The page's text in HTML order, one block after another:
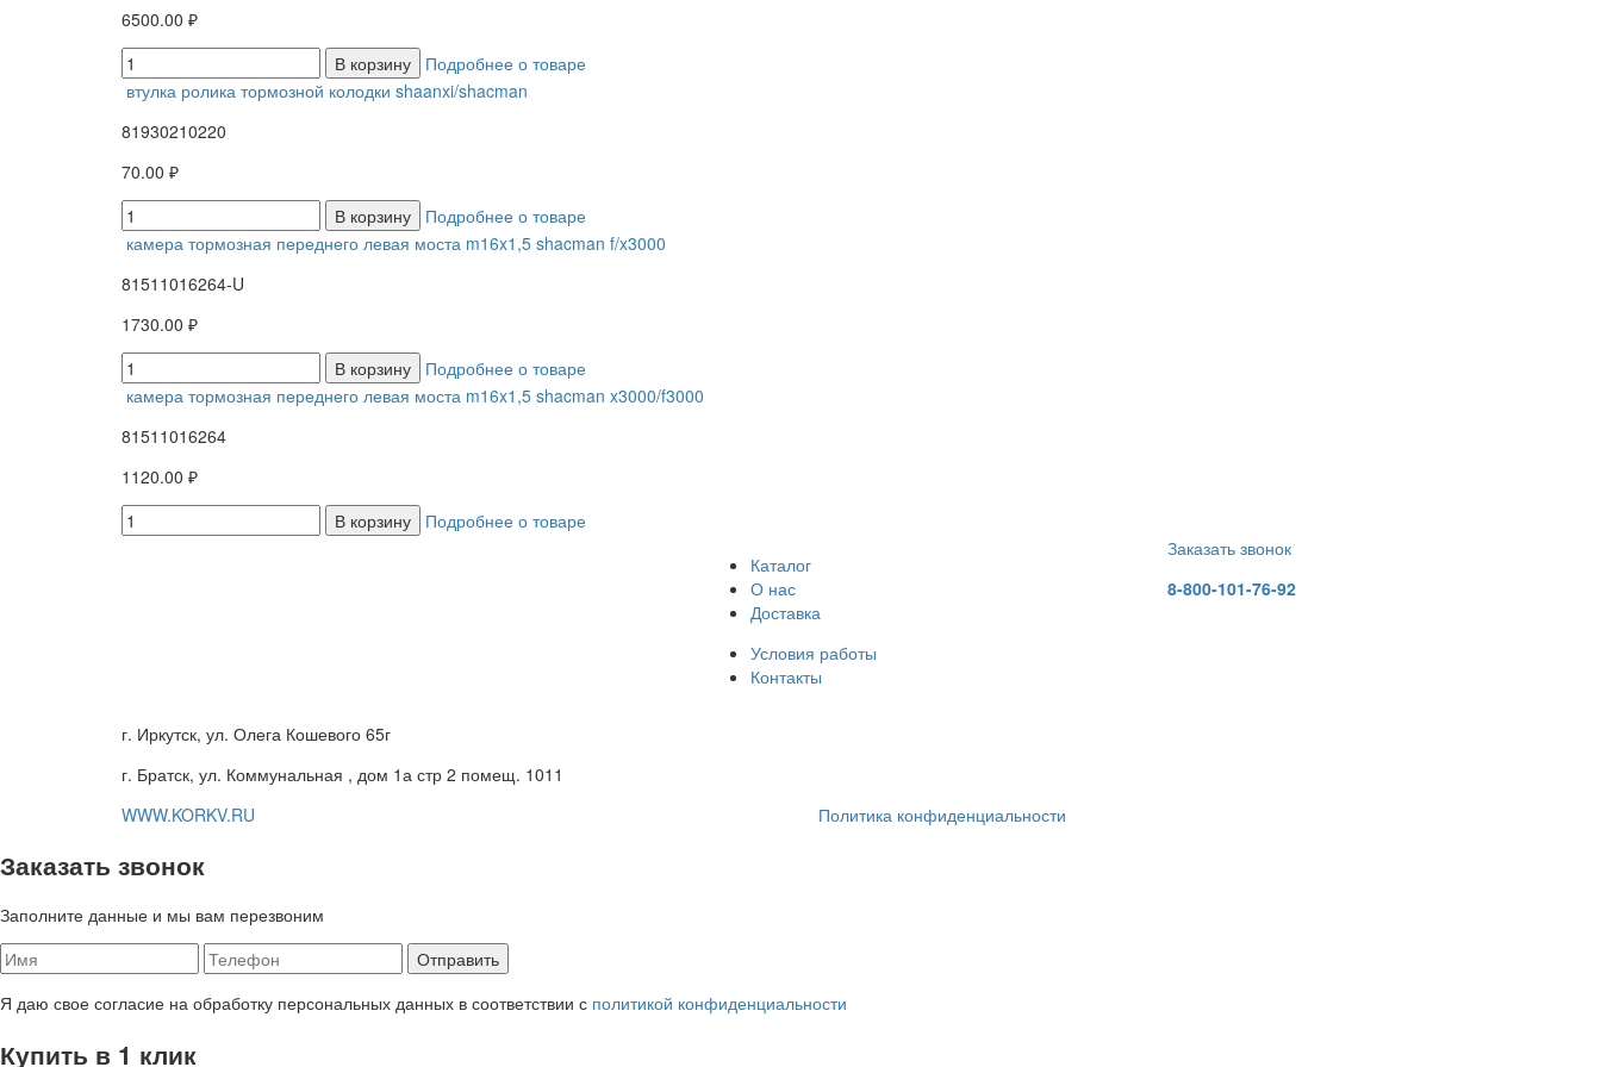
6500.00 ₽
В корзину
Подробнее о товаре
втулка ролика тормозной колодки shaanxi/shacman
81930210220
70.00 ₽
В корзину
Подробнее о товаре
камера тормозная переднего левая моста m16x1,5 shacman f/x3000
81511016264-U
1730.00 ₽
В корзину
Подробнее о товаре
камера тормозная переднего левая моста m16x1,5 shacman x3000/f3000
81511016264
1120.00 ₽
В корзину
Подробнее о товаре
Каталог
О нас
Доставка
Условия работы
Контакты
Заказать звонок
8-800-101-76-92
г. Иркутск, ул. Олега Кошевого 65г
г. Братск, ул. Коммунальная , дом 1а стр 2 помещ. 1011
WWW.KORKV.RU
Политика конфиденциальности
Заказать звонок
Заполните данные и мы вам перезвоним
Я даю свое согласие на обработку персональных данных в соответствии с политикой конфиденциальности
Купить в 1 клик